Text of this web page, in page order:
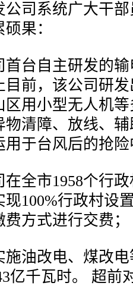
公司系统广大干
果：
台自主研发的输
前，该公司研
区用小型无人机
清障、放线、
于台风后的抢
全市1958个行政
100%行政村设
方式进行交费；
油改电、煤改电
亿千瓦时。 超前